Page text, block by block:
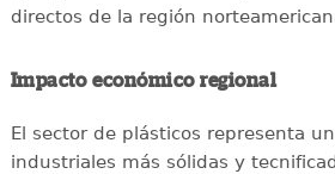
directos de la región
Impacto económico regional
El sector de plásticos representa
industriales más sólidas y